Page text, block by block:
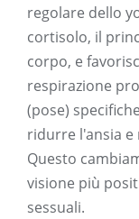
regolare dello
cortisolo, il
corpo, e
respirazione
(pose)
ridurre l'ansia e
Questo
visione più
sessuali.